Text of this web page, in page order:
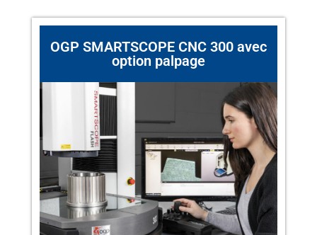
OGP SMARTSCOPE CNC 300 avec
option palpage